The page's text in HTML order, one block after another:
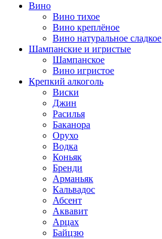
Вино
Вино тихое
Вино креплёное
Вино натуральное сладкое
Шампанские и игристые
Шампанское
Вино игристое
Крепкий алкоголь
Виски
Джин
Расилья
Баканора
Орухо
Водка
Коньяк
Бренди
Арманьяк
Кальвадос
Абсент
Аквавит
Арцах
Байцзю